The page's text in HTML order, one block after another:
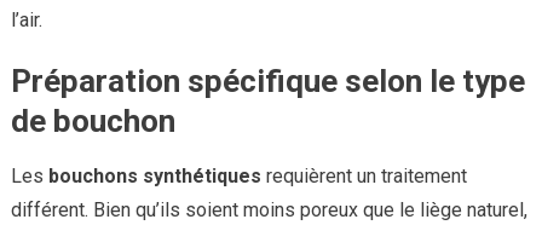
l’air.
Préparation spécifique selon le type
de bouchon
Les bouchons synthétiques requièrent un traitement
différent. Bien qu’ils soient moins poreux que le liège naturel,